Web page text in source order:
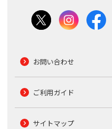
お問い合わせ
ご利用ガイド
サイトマップ